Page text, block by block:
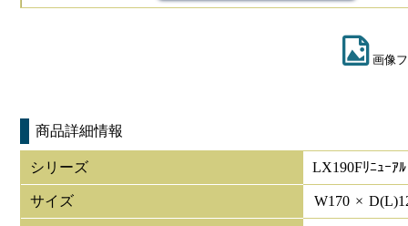
画像
商品詳細情報
シリーズ LX190Fﾘﾆｭｰｱﾙ
サイズ W170 × D(L)